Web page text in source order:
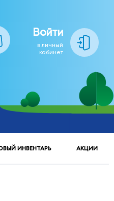
Войти
в личный
кабинет
ИНВЕНТАРЬ АКЦИИ